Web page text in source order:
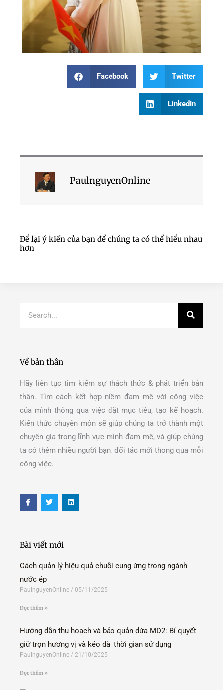
Facebook Twitter
LinkedIn
PaulnguyenOnline
Để lại ý kiến của bạn để chúng ta có thể hiểu nhau
hơn
Về bản thân
Hãy liên tục tìm kiếm sự thách thức & phát triển bản
thân. Tìm cách kết hợp niềm đam mê với công việc
của mình thông qua việc đặt mục tiêu, tạo kế hoạch.
Kiến thức chuyên môn sẽ giúp chúng ta trở thành một
chuyên gia trong lĩnh vực mình đam mê, và giúp chúng
ta có thêm nhiều người bạn, đối tác mới thong qua mỗi
công việc.
F
a
c
k
T
w
i
L
i
n
Bài viết mới
Cách quản lý hiệu quả chuỗi cung ứng trong ngành
nước ép
PaulnguyenOnline 05/11/2025
Đọc thêm »
Hướng dẫn thu hoạch và bảo quản dứa MD2: Bí quyết
giữ trọn hương vị và kéo dài thời gian sử dụng
PaulnguyenOnline 21/10/2025
Đọc thêm »